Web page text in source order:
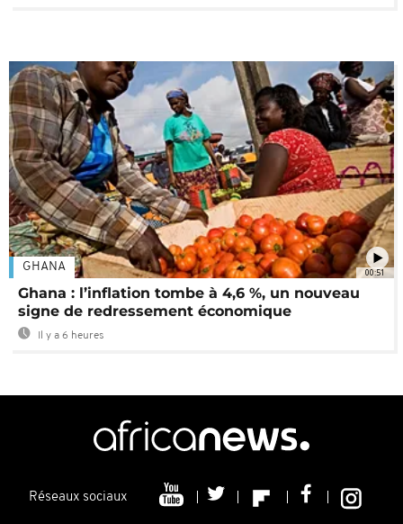
00:51
GHANA
Ghana : l’inflation tombe à 4,6 %, un nouveau
signe de redressement économique
Il y a 6 heures
Réseaux sociaux